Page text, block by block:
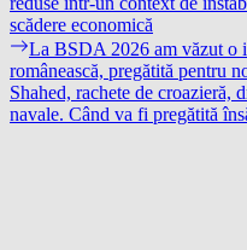
articole
scădere economică
Next
post:
La BSDA 2026 am văzut o
românească, pregătită pentru
Shahed, rachete de croazieră,
navale. Când va fi pregătită